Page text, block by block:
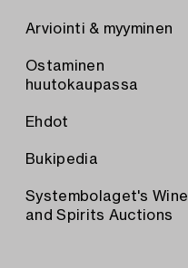
Arviointi & myyminen
Ostaminen
huutokaupassa
Ehdot
Bukipedia
Systembolaget's Wine
and Spirits Auctions